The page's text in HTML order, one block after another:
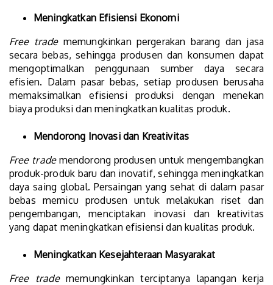
Meningkatkan Efisiensi Ekonomi
Free tradememungkinkan pergerakan barang dan jasa
secara bebas, sehingga produsen dan konsumen dapat
mengoptimalkan penggunaan sumber daya secara
efisien. Dalam pasar bebas, setiap produsen berusaha
memaksimalkan efisiensi produksi dengan menekan
biaya produksi dan meningkatkan kualitas produk.
Mendorong Inovasi dan Kreativitas
Free trademendorong produsen untuk mengembangkan
produk-produk baru dan inovatif, sehingga meningkatkan
daya saing global. Persaingan yang sehat di dalam pasar
bebas memicu produsen untuk melakukan riset dan
pengembangan, menciptakan inovasi dan kreativitas
yang dapat meningkatkan efisiensi dan kualitas produk.
Meningkatkan Kesejahteraan Masyarakat
Free tradememungkinkan terciptanya lapangan kerja